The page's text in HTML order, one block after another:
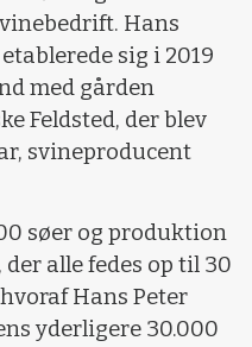
Hans
sig i 2019
med gården
Feldsted, der blev
svineproducent
søer og produktion
alle fedes op til 30
Hans Peter
yderligere 30.000